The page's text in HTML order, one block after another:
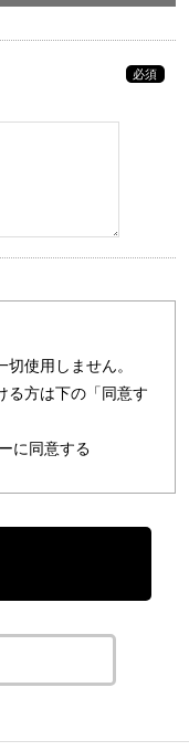
必須
使用しません。
る方は下の「同意す
に同意する